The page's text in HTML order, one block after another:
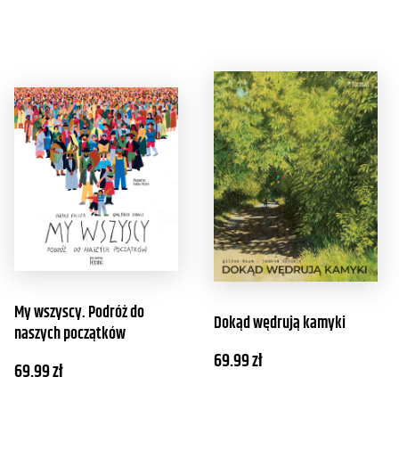
My wszyscy. Podróż do
naszych początków
69.99zł
Dokąd wędrują kamyki
69.99zł